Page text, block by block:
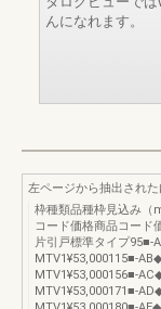
んになれます。
左ページから抽出され
枠種類品種枠見込み（
コード価格商品コード
片引戸標準タイプ95■-
MTV1¥53,000115■-
MTV1¥53,000156■-
MTV1¥53,000171■-